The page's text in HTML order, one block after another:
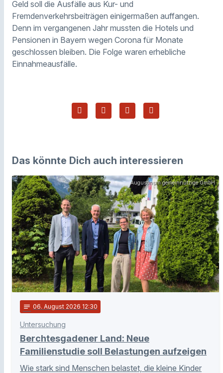
Geld soll die Ausfälle aus Kur- und
Fremdenverkehrsbeiträgen einigermaßen auffangen.
Denn im vergangenen Jahr mussten die Hotels und
Pensionen in Bayern wegen Corona für Monate
geschlossen bleiben. Die Folge waren erhebliche
Einnahmeausfälle.
Das könnte Dich auch interessieren
Augustinum gemeinnützige GmbH
notes 06. August 2026 12:30
Untersuchung
Berchtesgadener Land: Neue
Familienstudie soll Belastungen aufzeigen
Wie stark sind Menschen belastet, die kleine Kinder